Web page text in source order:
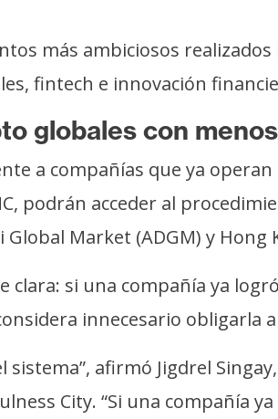
más ambiciosos
fintech e innovación
globales con
a compañías que ya
podrán acceder al
Market (ADGM) y Hong
clara: si una compañía ya
innecesario obligarla
afirmó Jigdrel
City. “Si una compañía